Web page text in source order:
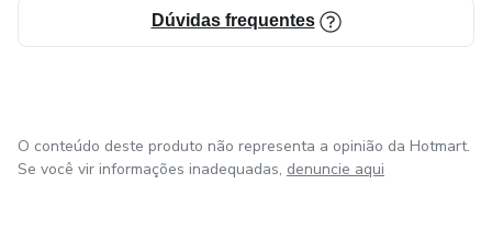
Dúvidas frequentes
O conteúdo deste produto não representa a opinião da Hotmart.
Se você vir informações inadequadas, denuncie aqui